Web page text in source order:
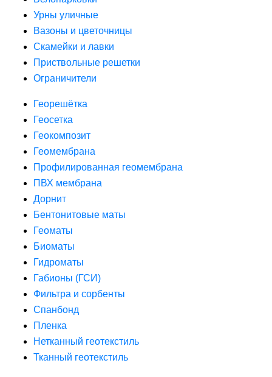
Урны уличные
Вазоны и цветочницы
Скамейки и лавки
Приствольные решетки
Ограничители
Георешётка
Геосетка
Геокомпозит
Геомембрана
Профилированная геомембрана
ПВХ мембрана
Дорнит
Бентонитовые маты
Геоматы
Биоматы
Гидроматы
Габионы (ГСИ)
Фильтра и сорбенты
Спанбонд
Пленка
Нетканный геотекстиль
Тканный геотекстиль